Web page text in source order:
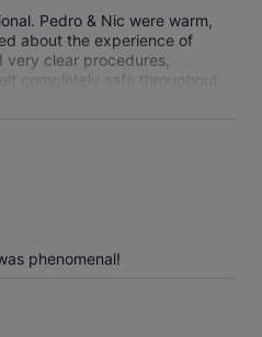
Pedro & Nic were warm,
about the experience of
very clear procedures,
completely safe throughout
visited. We saw so many
beauty that the day offered.
phenomenal!